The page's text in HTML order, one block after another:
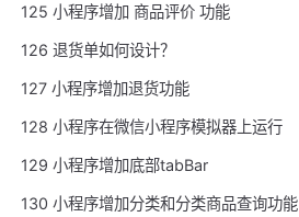
125 小程序增加 商品评价 功能
126 退货单如何设计？
127 小程序增加退货功能
128 小程序在微信小程序模拟器上运行
129 小程序增加底部tabBar
130 小程序增加分类和分类商品查询功能